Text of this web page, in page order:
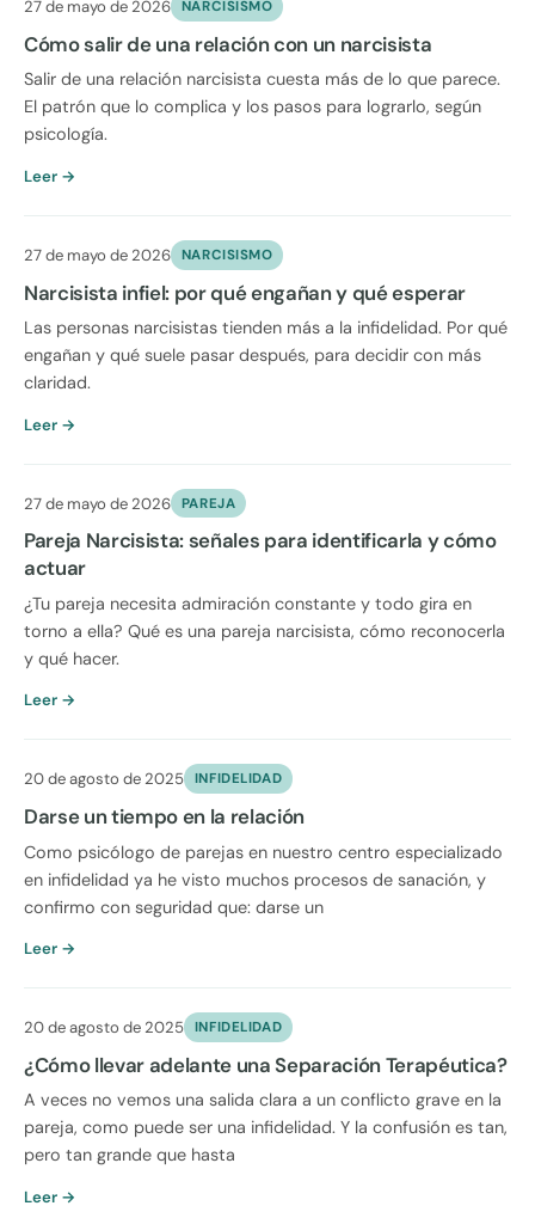
27 de mayo de 2026 NARCISISMO
Cómo salir de una relación con un narcisista
Salir de una relación narcisista cuesta más de lo que parece.
El patrón que lo complica y los pasos para lograrlo, según
psicología.
Leer →
27 de mayo de 2026 NARCISISMO
Narcisista infiel: por qué engañan y qué esperar
Las personas narcisistas tienden más a la infidelidad. Por qué
engañan y qué suele pasar después, para decidir con más
claridad.
Leer →
27 de mayo de 2026 PAREJA
Pareja Narcisista: señales para identificarla y cómo
actuar
¿Tu pareja necesita admiración constante y todo gira en
torno a ella? Qué es una pareja narcisista, cómo reconocerla
y qué hacer.
Leer →
20 de agosto de 2025 INFIDELIDAD
Darse un tiempo en la relación
Como psicólogo de parejas en nuestro centro especializado
en infidelidad ya he visto muchos procesos de sanación, y
confirmo con seguridad que: darse un
Leer →
20 de agosto de 2025 INFIDELIDAD
¿Cómo llevar adelante una Separación Terapéutica?
A veces no vemos una salida clara a un conflicto grave en la
pareja, como puede ser una infidelidad. Y la confusión es tan,
pero tan grande que hasta
Leer →